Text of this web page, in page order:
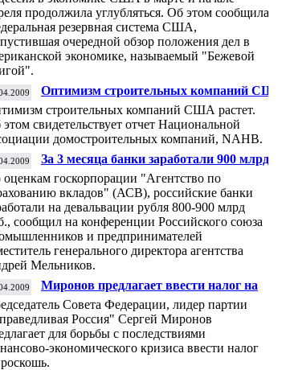
продолжила углубляться. Об этом сообщила
резервная система США,
очередной обзор положения дел в
экономике, называемый "Бежевой
Оптимизм строительных компаний США
строительных компаний США растет.
свидетельствует отчет Национальной
домостроительных компаний, NAHB.
За 3 месяца банки заработали 900 млрд руб.
на девальвации рубля
госкорпорации "Агентство по
вкладов" (АСВ), российские банки
на девальвации рубля 800-900 млрд
сообщил на конференции Российского союза
и предпринимателей
генерального директора агентства
Мельников.
Миронов предлагает ввести налог на
роскошьСовета Федерации, лидер партии
Россия" Сергей Миронов
для борьбы с последствиями
экономического кризиса ввести налог